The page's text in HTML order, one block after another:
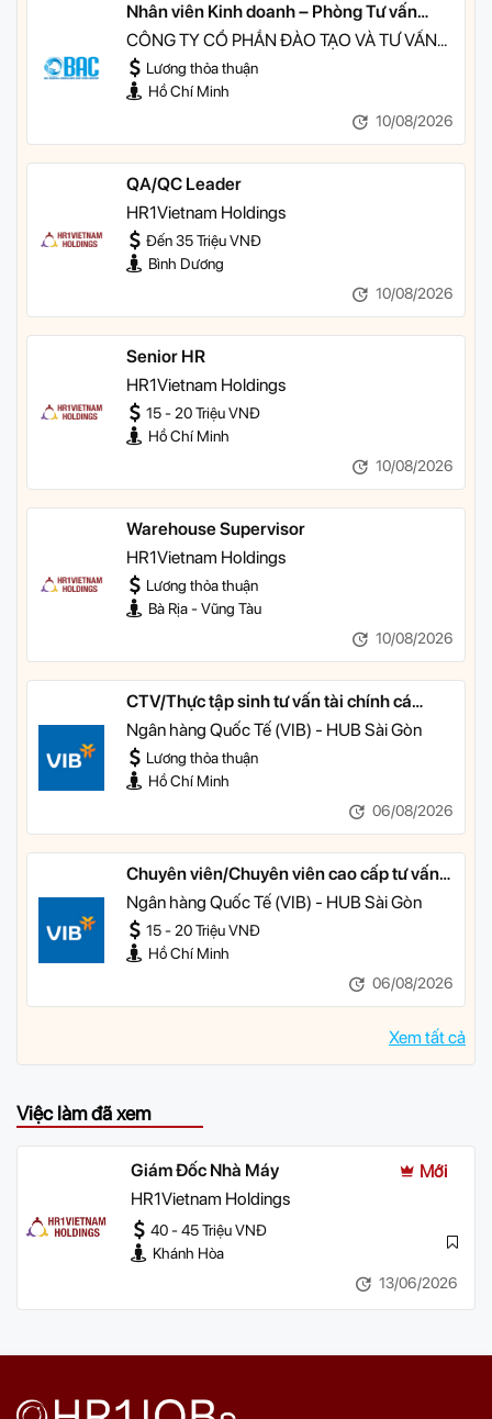
Nhân viên Kinh doanh – Phòng Tư vấn
Khóa học
CÔNG TY CỔ PHẦN ĐÀO TẠO VÀ TƯ VẤN
BACLương thỏa thuận
Hồ Chí Minh
10/08/2026
QA/QC Leader
HR1Vietnam Holdings
Đến 35 Triệu VNĐ
Bình Dương
10/08/2026
Senior HR
HR1Vietnam Holdings
15 - 20 Triệu VNĐ
Hồ Chí Minh
10/08/2026
Warehouse Supervisor
HR1Vietnam Holdings
Lương thỏa thuận
Bà Rịa - Vũng Tàu
10/08/2026
CTV/Thực tập sinh tư vấn tài chính cá
nhân
Ngân hàng Quốc Tế (VIB) - HUB Sài Gòn
Lương thỏa thuận
Hồ Chí Minh
06/08/2026
Chuyên viên/Chuyên viên cao cấp tư vấn
tài chính cá nhân
Ngân hàng Quốc Tế (VIB) - HUB Sài Gòn
15 - 20 Triệu VNĐ
Hồ Chí Minh
06/08/2026
Xem tất cả
Việc làm đã xem
Giám Đốc Nhà Máy
Mới
HR1Vietnam Holdings
40 - 45 Triệu VNĐ
Khánh Hòa
13/06/2026